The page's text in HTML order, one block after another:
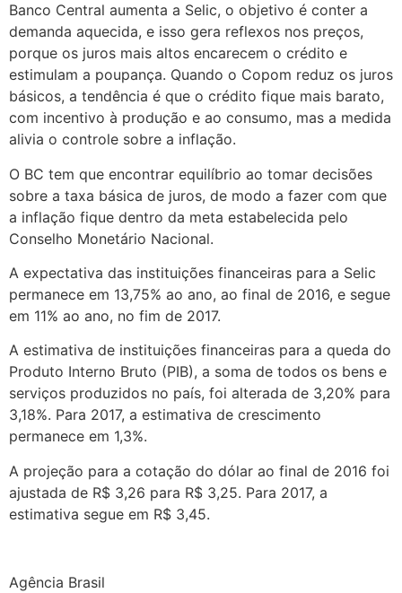
Banco Central aumenta a Selic, o objetivo é conter a
demanda aquecida, e isso gera reflexos nos preços,
porque os juros mais altos encarecem o crédito e
estimulam a poupança. Quando o Copom reduz os juros
básicos, a tendência é que o crédito fique mais barato,
com incentivo à produção e ao consumo, mas a medida
alivia o controle sobre a inflação.
O BC tem que encontrar equilíbrio ao tomar decisões
sobre a taxa básica de juros, de modo a fazer com que
a inflação fique dentro da meta estabelecida pelo
Conselho Monetário Nacional.
A expectativa das instituições financeiras para a Selic
permanece em 13,75% ao ano, ao final de 2016, e segue
em 11% ao ano, no fim de 2017.
A estimativa de instituições financeiras para a queda do
Produto Interno Bruto (PIB), a soma de todos os bens e
serviços produzidos no país, foi alterada de 3,20% para
3,18%. Para 2017, a estimativa de crescimento
permanece em 1,3%.
A projeção para a cotação do dólar ao final de 2016 foi
ajustada de R$ 3,26 para R$ 3,25. Para 2017, a
estimativa segue em R$ 3,45.
Agência Brasil